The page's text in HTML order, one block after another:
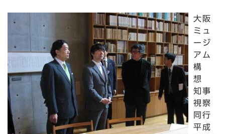
大阪
ミュ
ージ
アム
構
想
知事
視察
同行
平成